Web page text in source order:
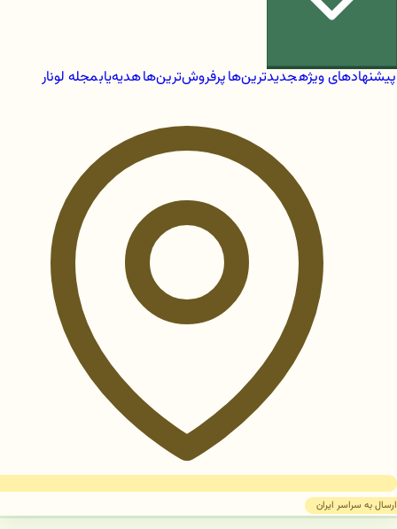
پیشنهادهای ویژهجدیدترین‌هاپرفروش‌ترین‌هاهدیه‌یابمجله لونار
ارسال به سراسر ایران